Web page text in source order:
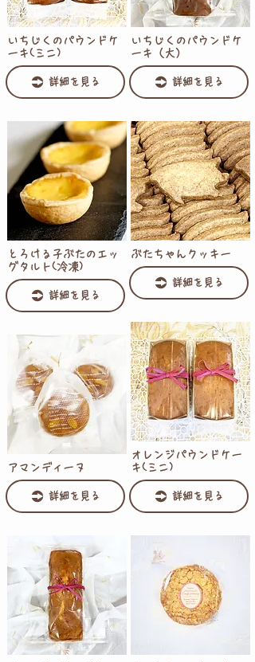
いちじくのパウンドケ
ーキ(ミニ)
詳細を見る
とろける子ぶたのエッ
グタルト(冷凍)
詳細を見る
アマンディーヌ
詳細を見る
いちじくのパウンドケ
ーキ（大）
詳細を見る
ぶたちゃんクッキー
詳細を見る
オレンジパウンドケー
キ(ミニ)
詳細を見る